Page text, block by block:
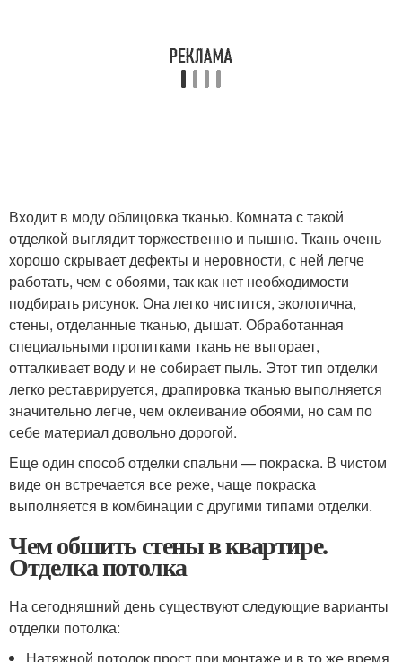
Входит в моду облицовка тканью. Комната с такой
отделкой выглядит торжественно и пышно. Ткань очень
хорошо скрывает дефекты и неровности, с ней легче
работать, чем с обоями, так как нет необходимости
подбирать рисунок. Она легко чистится, экологична,
стены, отделанные тканью, дышат. Обработанная
специальными пропитками ткань не выгорает,
отталкивает воду и не собирает пыль. Этот тип отделки
легко реставрируется, драпировка тканью выполняется
значительно легче, чем оклеивание обоями, но сам по
себе материал довольно дорогой.
Еще один способ отделки спальни — покраска. В чистом
виде он встречается все реже, чаще покраска
выполняется в комбинации с другими типами отделки.
Чем обшить стены в квартире.
Отделка потолка
На сегодняшний день существуют следующие варианты
отделки потолка: